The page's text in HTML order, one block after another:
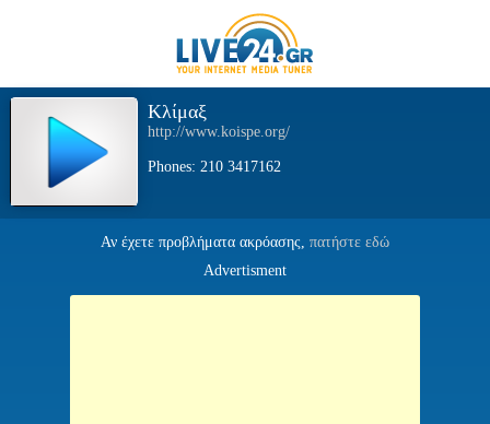
Kλίμαξ
http://www.koispe.org/
Phones: 210 3417162
Αν έχετε προβλήματα ακρόασης, πατήστε εδώ
Advertisment